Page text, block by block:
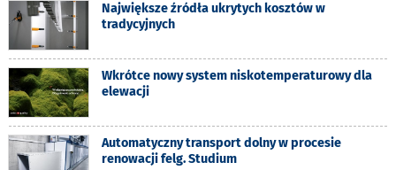
Największe źródła ukrytych kosztów w
tradycyjnych
Wkrótce nowy system niskotemperaturowy dla
elewacji
Automatyczny transport dolny w procesie
renowacji felg. Studium